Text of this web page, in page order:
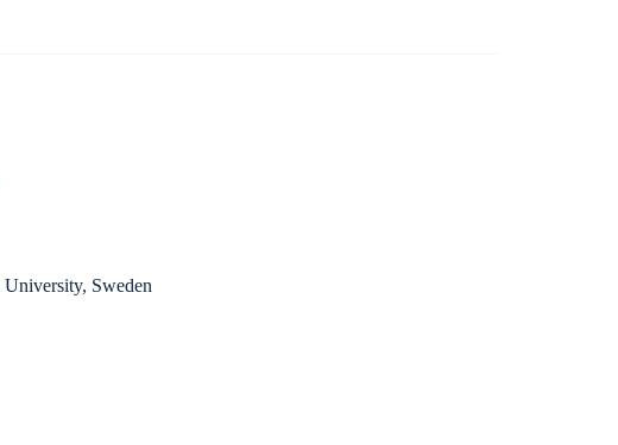
University, Sweden